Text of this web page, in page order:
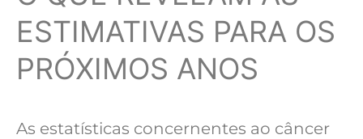
ESTIMATIVAS PARA OS
PRÓXIMOS ANOS
As estatísticas concernentes ao câncer